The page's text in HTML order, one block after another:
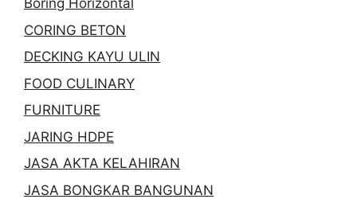
Boring Horizontal
CORING BETON
DECKING KAYU ULIN
FOOD CULINARY
FURNITURE
JARING HDPE
JASA AKTA KELAHIRAN
JASA BONGKAR BANGUNAN